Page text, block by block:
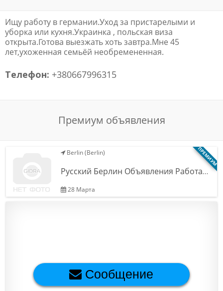
Цены на услуги
Помощь
Обратная связь
Новости и статьи
Ищу работу в германии.Уход за пристарелыми и
уборка или кухня.Украинка , польская виза
открыта.Готова выезжать хоть завтра.Мне 45
лет,ухоженная семьёй необремененная.
Телефон: +380667996315
Премиум объявления
ПРЕМИУМ
Berlin (Berlin)
Русский Берлин Объявления Работа…
28 Марта
Сообщение